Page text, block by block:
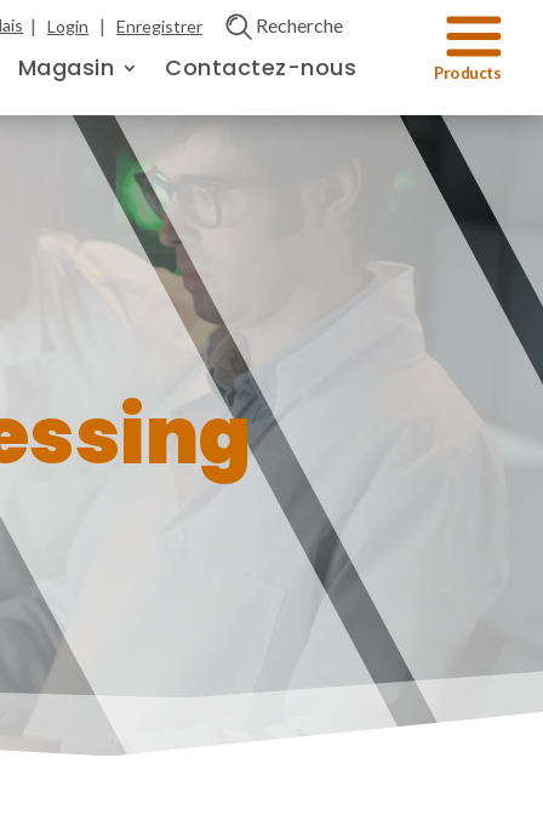
| Login | Enregistrer Recherche
Magasin Contactez-nous